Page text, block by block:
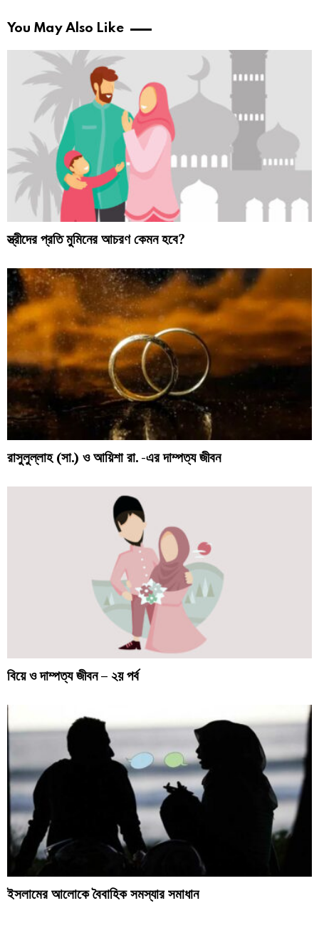
You May Also Like
স্ত্রীদের প্রতি মুমিনের আচরণ কেমন হবে?
রাসুলুল্লাহ (সা.) ও আয়িশা রা. -এর দাম্পত্য জীবন
বিয়ে ও দাম্পত্য জীবন – ২য় পর্ব
ইসলামের আলোকে বৈবাহিক সমস্যার সমাধান